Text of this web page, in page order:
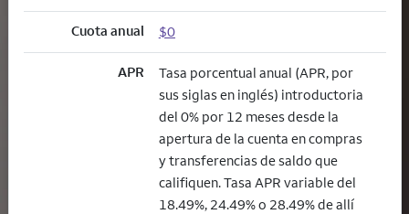
Cuota anual $0
APR
Tasa porcentual anual (APR, por
sus siglas en inglés) introductoria
del 0% por 12 meses desde la
apertura de la cuenta en compras
y transferencias de saldo que
califiquen. Tasa APR variable del
18.49%, 24.49% o 28.49% de allí